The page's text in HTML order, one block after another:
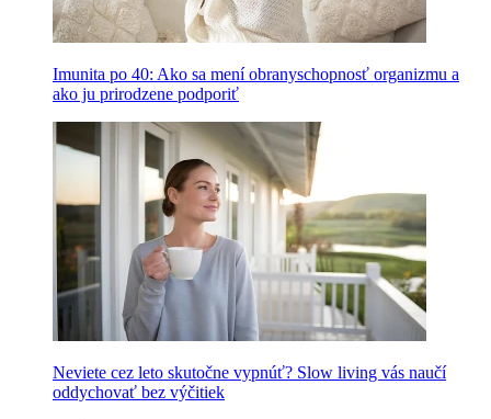
Imunita po 40: Ako sa mení obranyschopnosť organizmu a
ako ju prirodzene podporiť
Neviete cez leto skutočne vypnúť? Slow living vás naučí
oddychovať bez výčitiek